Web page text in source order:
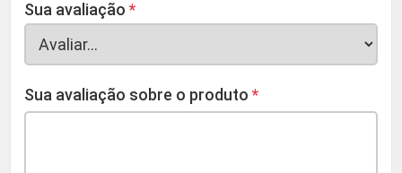
Sua avaliação *
Sua avaliação sobre o produto *